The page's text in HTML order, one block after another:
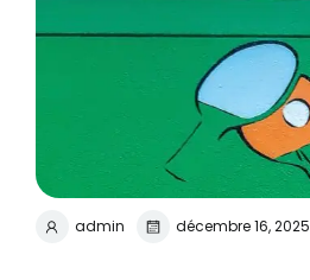
admin décembre 16, 2025